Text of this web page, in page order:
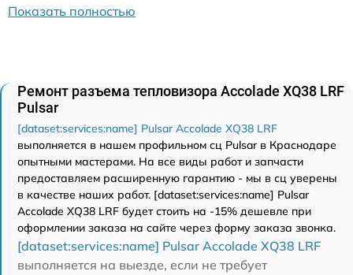
Показать полностью
Ремонт разъема тепловизора Accolade XQ38 LRF
Pulsar
[dataset:services:name] Pulsar Accolade XQ38 LRF
выполняется в нашем профильном сц Pulsar в Краснодаре
опытными мастерами. На все виды работ и запчасти
предоставляем расширенную гарантию - мы в сц уверены
в качестве наших работ. [dataset:services:name] Pulsar
Accolade XQ38 LRF будет стоить на -15% дешевле при
оформлении заказа на сайте через форму заказа звонка.
[dataset:services:name] Pulsar Accolade XQ38 LRF
выполняется на выезде, если не требует